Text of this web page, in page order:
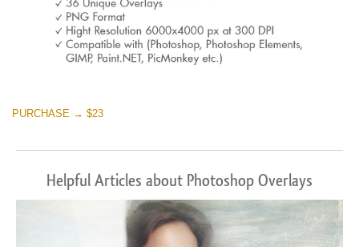
PURCHASE → $23
Helpful Articles about Photoshop Overlays